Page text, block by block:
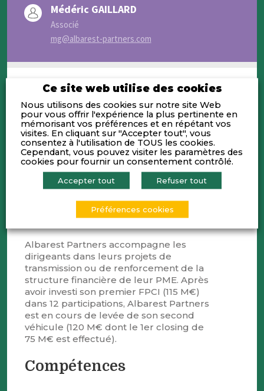
Médéric GAILLARD
Associé
mg@albarest-partners.com
Activités
Créée en 2019, Albarest Partners est une
société de gestion indépendante
lyonnaise composée de 9 personnes, à
forte consonance entrepreneuriale,
du small cap (10-50 M€) dans le grand
quart Sud-Est de la France.
Albarest Partners accompagne les
dirigeants dans leurs projets de
transmission ou de renforcement de la
structure financière de leur PME. Après
avoir investi son premier FPCI (115 M€)
dans 12 participations, Albarest Partners
est en cours de levée de son second
véhicule (120 M€ dont le 1er closing de
75 M€ est effectué).
Compétences
Ce site web utilise des cookies
Nous utilisons des cookies sur notre site Web
pour vous offrir l'expérience la plus pertinente en
mémorisant vos préférences et en répétant vos
visites. En cliquant sur "Accepter tout", vous
consentez à l'utilisation de TOUS les cookies.
Cependant, vous pouvez visiter les paramètres des
cookies pour fournir un consentement contrôlé.
Accepter tout Refuser tout
Préférences cookies